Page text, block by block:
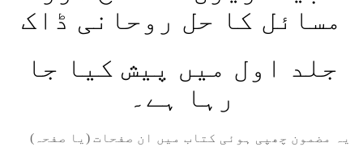
مسائل کا حل روحانی ڈاک
جلد اول میں پیش کیا جا
رہا ہے۔
یہ مضمون چھپی ہوئی کتاب میں ان صفحات (یا صفحہ)